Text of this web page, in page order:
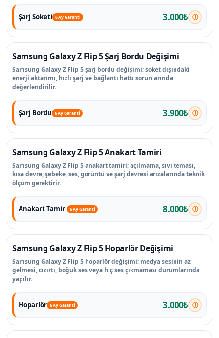
Şarj Soketi 6 Ay Garanti 3.000₺
Samsung Galaxy Z Flip 5 Şarj Bordu Değişimi
Samsung Galaxy Z Flip 5 şarj bordu değişimi; soket dışındaki
enerji aktarımı, hızlı şarj ve bağlantı hattı sorunlarında
değerlendirilir.
Şarj Bordu 6 Ay Garanti 3.900₺
Samsung Galaxy Z Flip 5 Anakart Tamiri
Samsung Galaxy Z Flip 5 anakart tamiri; açılmama, sıvı teması,
kısa devre, şebeke, ses, görüntü ve şarj devresi arızalarında teknik
ölçüm gerektirir.
Anakart Tamiri 6 Ay Garanti 8.000₺
Samsung Galaxy Z Flip 5 Hoparlör Değişimi
Samsung Galaxy Z Flip 5 hoparlör değişimi; medya sesinin az
gelmesi, cızırtı, boğuk ses veya hiç ses çıkmaması durumlarında
yapılır.
Hoparlör 6 Ay Garanti 3.000₺